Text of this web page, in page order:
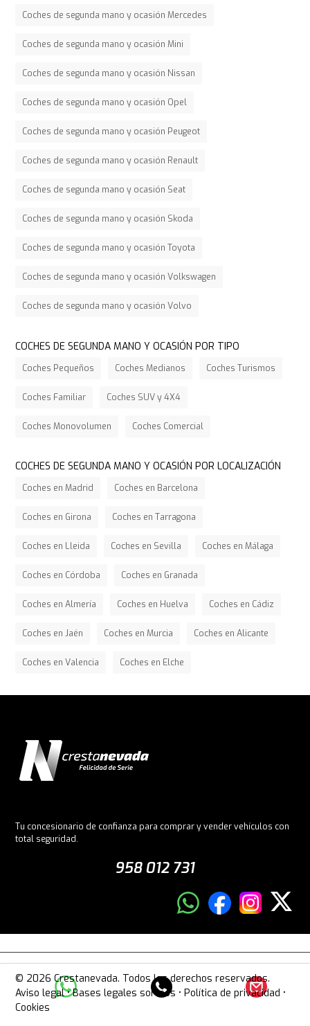
Coches de segunda mano y ocasión Mercedes
Coches de segunda mano y ocasión Mini
Coches de segunda mano y ocasión Nissan
Coches de segunda mano y ocasión Opel
Coches de segunda mano y ocasión Peugeot
Coches de segunda mano y ocasión Renault
Coches de segunda mano y ocasión Seat
Coches de segunda mano y ocasión Skoda
Coches de segunda mano y ocasión Toyota
Coches de segunda mano y ocasión Volkswagen
Coches de segunda mano y ocasión Volvo
COCHES DE SEGUNDA MANO Y OCASIÓN POR TIPO
Coches Pequeños Coches Medianos Coches Turismos
Coches Familiar Coches SUV y 4X4
Coches Monovolumen Coches Comercial
COCHES DE SEGUNDA MANO Y OCASIÓN POR LOCALIZACIÓN
Coches en Madrid Coches en Barcelona
Coches en Girona Coches en Tarragona
Coches en Lleida Coches en Sevilla Coches en Málaga
Coches en Córdoba Coches en Granada
Coches en Almería Coches en Huelva Coches en Cádiz
Coches en Jaén Coches en Murcia Coches en Alicante
Coches en Valencia Coches en Elche
Tu concesionario de confianza para comprar y vender vehículos con
total seguridad.
958 012 731
© 2026 Crestanevada. Todos los derechos reservados.
Aviso legal•Bases legales sorteos •Política de privacidad •
Cookies